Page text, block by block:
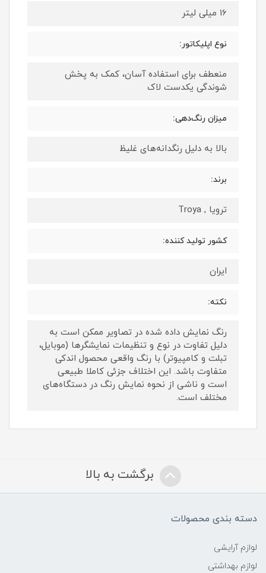
16 میلی لیتر
نوع اپلیکاتور:
منعطف برای استفاده آسان، کمک به پخش
شوندگی یکدست لاک
میزان رنگ‌دهی:
بالا به دلیل رنگدانه‌های غلیظ
برند:
ترویا , Troya
کشور تولید کننده:
ایران
نکته:
رنگ نمایش داده‌ شده در تصاویر ممکن است به
دلیل تفاوت در نوع و تنظیمات نمایشگرها (موبایل،
تبلت و کامپیوتر) با رنگ واقعی محصول اندکی
متفاوت باشد. این اختلاف جزئی کاملا طبیعی
است و ناشی از نحوه نمایش رنگ در دستگاه‌های
مختلف است.
برگشت به بالا
دسته بندی محصولات
لوازم آرایشی
لوازم بهداشتی